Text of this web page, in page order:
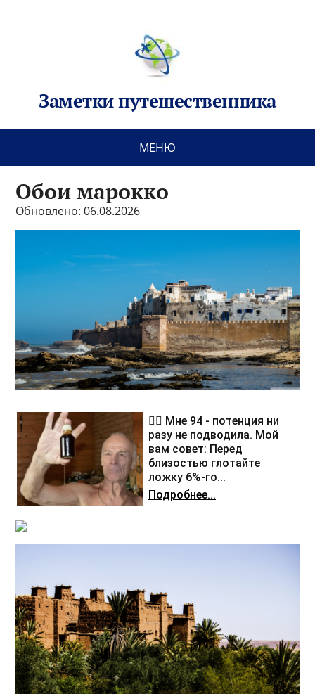
Заметки путешественника
МЕНЮ
Обои марокко
Обновлено: 06.08.2026
❤️‍🔥 Мне 94 - потенция ни
разу не подводила. Мой
вам совет: Перед
близостью глотайте
ложку 6%-го...
Подробнее...